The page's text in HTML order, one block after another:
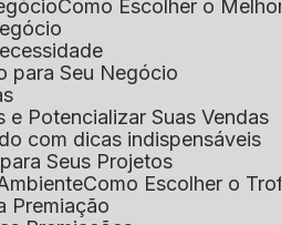
Como Escolher o
para Seu Negócio
e Potencializar Suas Vendas
com dicas indispensáveis
Seus Projetos
Como Escolher o
Premiação